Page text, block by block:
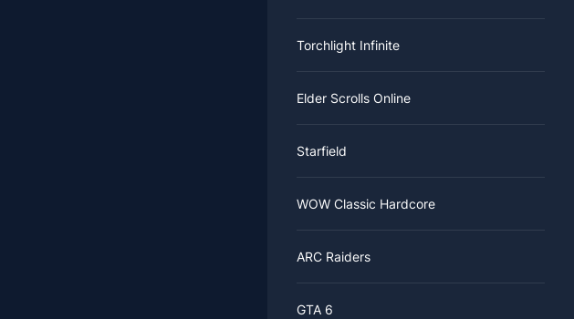
Torchlight Infinite
Elder Scrolls Online
Starfield
WOW Classic Hardcore
ARC Raiders
GTA 6